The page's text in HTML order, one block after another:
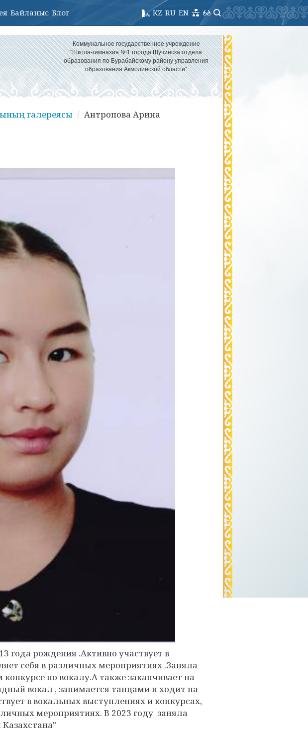
Байланыс Блог EN
RU
KZ
Коммунальное государственное учреждение
"Школа-гимназия №1 города Щучинска отдела
образования по Бурабайскому району управления
образования Акмолинской области"
галереясы Антропова Арина
года рождения .Активно участвует в
себя в различных мероприятиях .Заняла
по вокалу.А также заканчивает на
вокал , занимается танцами и ходит на
в вокальных выступлениях и конкурсах,
мероприятиях. В 2023 году заняла